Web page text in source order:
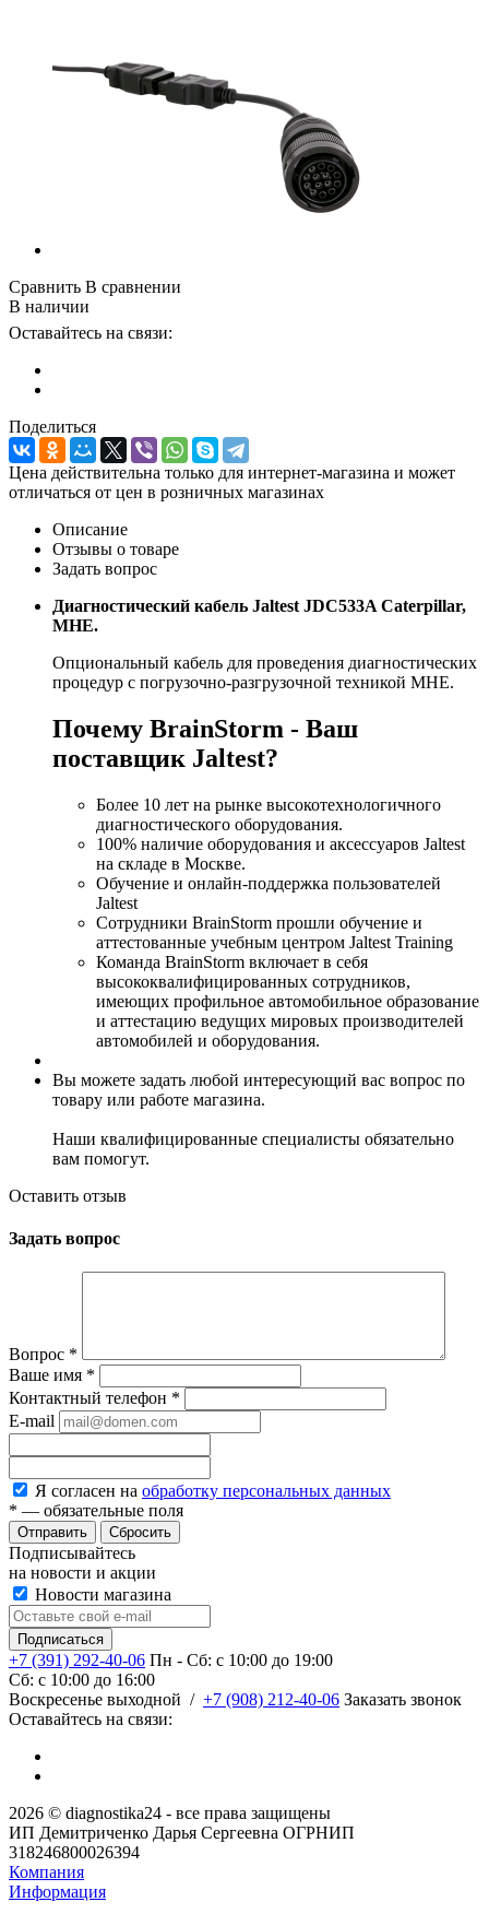
Сравнить В сравнении
В наличии
Оставайтесь на связи:
Поделиться
Цена действительна только для интернет-магазина и может
отличаться от цен в розничных магазинах
Описание
Отзывы о товаре
Задать вопрос
Диагностический кабель Jaltest JDC533A Caterpillar,
МНЕ.
Опциональный кабель для проведения диагностических
процедур с погрузочно-разгрузочной техникой МНЕ.
Почему BrainStorm - Ваш
поставщик Jaltest?
Более 10 лет на рынке высокотехнологичного
диагностического оборудования.
100% наличие оборудования и аксессуаров Jaltest
на складе в Москве.
Обучение и онлайн-поддержка пользователей
Jaltest
Сотрудники BrainStorm прошли обучение и
аттестованные учебным центром Jaltest Training
Команда BrainStorm включает в себя
высококвалифицированных сотрудников,
имеющих профильное автомобильное образование
и аттестацию ведущих мировых производителей
автомобилей и оборудования.
Вы можете задать любой интересующий вас вопрос по
товару или работе магазина.
Наши квалифицированные специалисты обязательно
вам помогут.
Оставить отзыв
Задать вопрос
Вопрос *
Ваше имя *
Контактный телефон *
E-mail
Я согласен на обработку персональных данных
* — обязательные поля
Сбросить
Подписывайтесь
на новости и акции
Новости магазина
+7 (391) 292-40-06 Пн - Сб: c 10:00 до 19:00
Сб: c 10:00 до 16:00
​Воскресенье выходной / +7 (908) 212-40-06 Заказать звонок
Оставайтесь на связи:
2026 © diagnostika24 - все права защищены
ИП Демитриченко Дарья Сергеевна ОГРНИП
318246800026394
Компания
Информация